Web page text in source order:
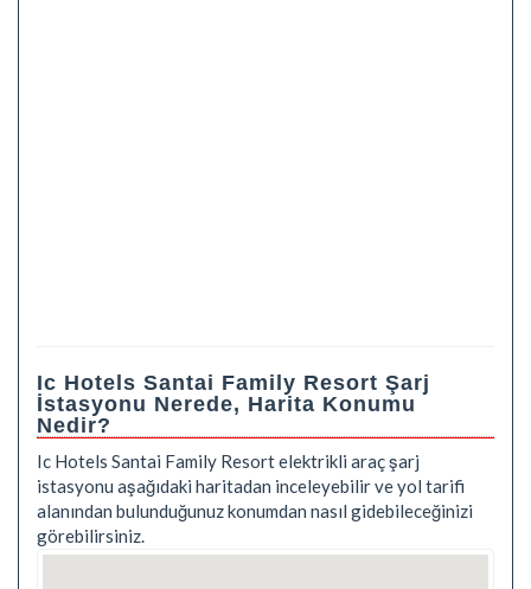
Ic Hotels Santai Family Resort Şarj
İstasyonu Nerede, Harita Konumu
Nedir?
Ic Hotels Santai Family Resort elektrikli araç şarj
istasyonu aşağıdaki haritadan inceleyebilir ve yol tarifi
alanından bulunduğunuz konumdan nasıl gidebileceğinizi
görebilirsiniz.